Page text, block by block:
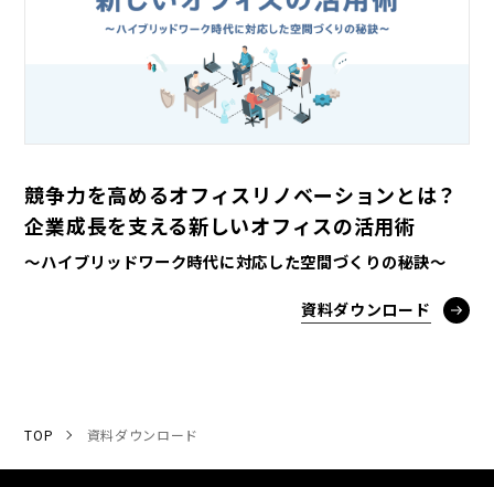
競争力を高めるオフィスリノベーションとは？
企業成長を支える新しいオフィスの活用術
～ハイブリッドワーク時代に対応した空間づくりの秘訣～
資料ダウンロード
TOP 資料ダウンロード